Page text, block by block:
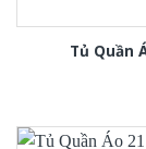
Tủ Quần